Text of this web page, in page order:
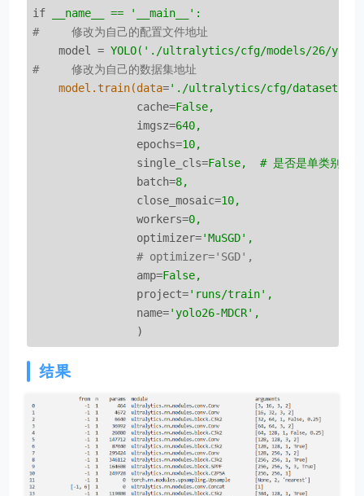
if
__name__ == '__main__':
#     修改为自己的配置文件地址
model
= YOLO('./ultralytics/cfg/models/26/
#     修改为自己的数据集地址
model.train(data='./ultralytics/cfg/datasets/
cache=False,
imgsz=640,
epochs=10,
single_cls=False,  # 是否是单类别检测
batch=8,
close_mosaic=10,
workers=0,
optimizer='MuSGD',
                # optimizer='SGD',
amp=False,
project='runs/train',
name='yolo26-MDCR',
)
结果